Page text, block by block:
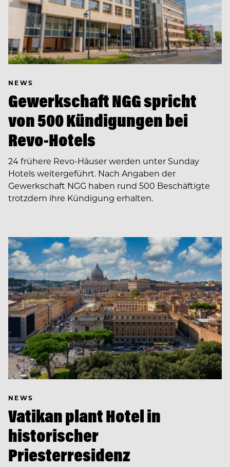
NEWS
Gewerkschaft NGG spricht
von 500 Kündigungen bei
Revo-Hotels
24 frühere Revo-Häuser werden unter Sunday
Hotels weitergeführt. Nach Angaben der
Gewerkschaft NGG haben rund 500 Beschäftigte
trotzdem ihre Kündigung erhalten.
NEWS
Vatikan plant Hotel in
historischer
Priesterresidenz